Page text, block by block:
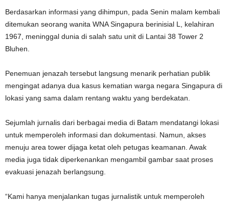
Berdasarkan informasi yang dihimpun, pada Senin malam kembali
ditemukan seorang wanita WNA Singapura berinisial L, kelahiran
1967, meninggal dunia di salah satu unit di Lantai 38 Tower 2
Bluhen.
Penemuan jenazah tersebut langsung menarik perhatian publik
mengingat adanya dua kasus kematian warga negara Singapura di
lokasi yang sama dalam rentang waktu yang berdekatan.
Sejumlah jurnalis dari berbagai media di Batam mendatangi lokasi
untuk memperoleh informasi dan dokumentasi. Namun, akses
menuju area tower dijaga ketat oleh petugas keamanan. Awak
media juga tidak diperkenankan mengambil gambar saat proses
evakuasi jenazah berlangsung.
“Kami hanya menjalankan tugas jurnalistik untuk memperoleh